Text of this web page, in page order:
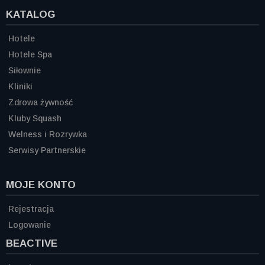
KATALOG
Hotele
Hotele Spa
Siłownie
Kliniki
Zdrowa żywność
Kluby Squash
Welness i Rozrywka
Serwisy Partnerskie
MOJE KONTO
Rejestracja
Logowanie
BEACTIVE